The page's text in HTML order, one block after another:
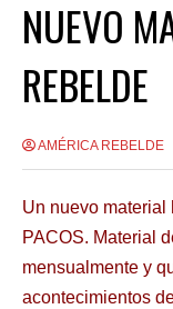
NUEVO
REBELDE
AMÉRICA REBELDE
Un nuevo material
PACOS. Material
mensualmente y
acontecimientos